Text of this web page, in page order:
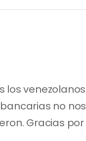
los venezolanos
no nos
Gracias por